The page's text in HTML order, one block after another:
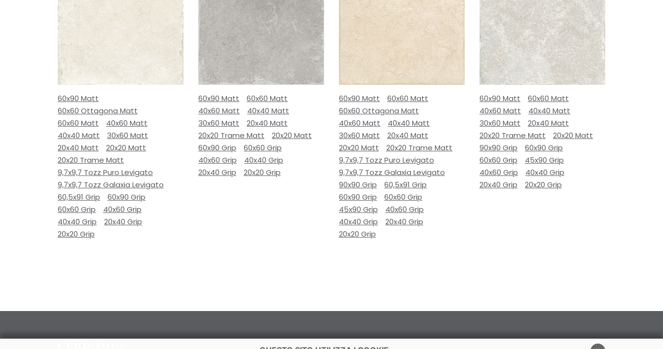
60x90 Matt
60x60 Ottagona Matt
60x60 Matt
40x60 Matt
40x40 Matt
30x60 Matt
20x40 Matt
20x20 Matt
20x20 Trame Matt
9,7x9,7 Tozz Puro Levigato
9,7x9,7 Tozz Galaxia Levigato
60,5x91 Grip
60x90 Grip
60x60 Grip
40x60 Grip
40x40 Grip
20x40 Grip
20x20 Grip
60x90 Matt
60x60 Matt
40x60 Matt
40x40 Matt
30x60 Matt
20x40 Matt
20x20 Trame Matt
20x20 Matt
60x90 Grip
60x60 Grip
40x60 Grip
40x40 Grip
20x40 Grip
20x20 Grip
60x90 Matt
60x60 Matt
60x60 Ottagona Matt
40x60 Matt
40x40 Matt
30x60 Matt
20x40 Matt
20x20 Matt
20x20 Trame Matt
9,7x9,7 Tozz Puro Levigato
9,7x9,7 Tozz Galaxia Levigato
90x90 Grip
60,5x91 Grip
60x90 Grip
60x60 Grip
45x90 Grip
40x60 Grip
40x40 Grip
20x40 Grip
20x20 Grip
60x90 Matt
60x60 Matt
40x60 Matt
40x40 Matt
30x60 Matt
20x40 Matt
20x20 Trame Matt
20x20 Matt
90x90 Grip
60x90 Grip
60x60 Grip
45x90 Grip
40x60 Grip
40x40 Grip
20x40 Grip
20x20 Grip